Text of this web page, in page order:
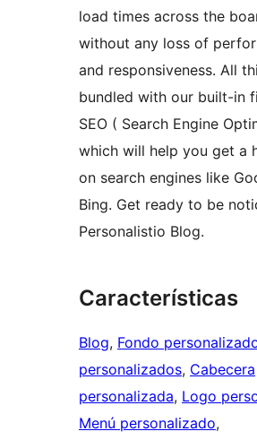
load times across the
without any loss of
and responsiveness. All
bundled with our built-in
SEO ( Search Engine
which will help you get a
on search engines like
Bing. Get ready to be
Personalistio Blog.
Características
Blog, Fondo
personalizados, Cabecera
personalizada, Logo
Menú personalizado